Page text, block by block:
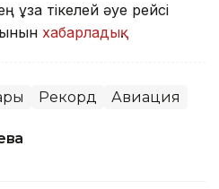
ұзақ тікелей әуе рейсі
хабарладық.
Рекорд Авиация